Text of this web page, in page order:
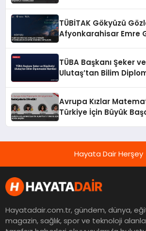
TÜBİTAK Gökyüzü
Afyonkarahisar Emre
TÜBA Başkanı Şeker
Ulutaş’tan Bilim
Avrupa Kızlar
Türkiye İçin Büyük
Hayata Dair Herşey
Hayatadair.com.tr, gündem, dünya,
magazin, sağlık, spor ve teknoloji